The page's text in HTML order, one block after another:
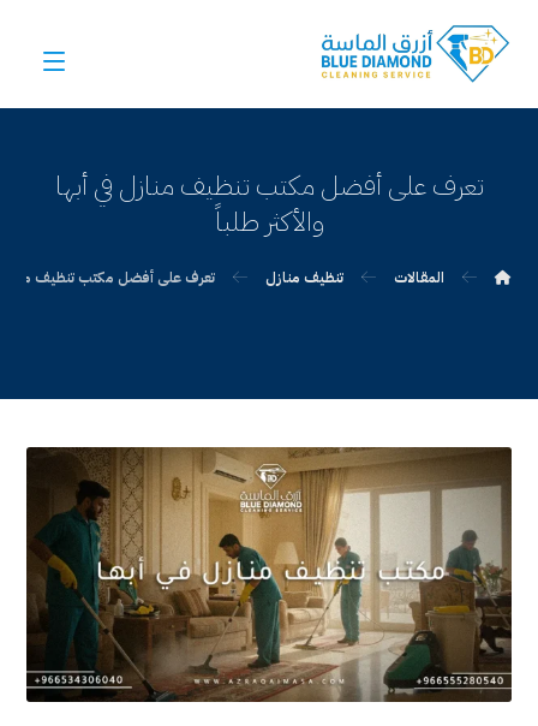
تعرف على أفضل مكتب تنظيف منازل في أبها
والأكثر طلباً
المقالات تنظيف منازل تعرف على أفضل مكتب تنظيف منازل